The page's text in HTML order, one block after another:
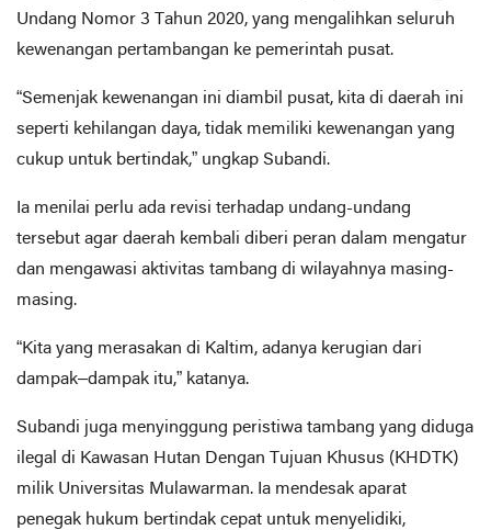
Undang Nomor 3 Tahun 2020, yang mengalihkan seluruh
kewenangan pertambangan ke pemerintah pusat.
“Semenjak kewenangan ini diambil pusat, kita di daerah ini
seperti kehilangan daya, tidak memiliki kewenangan yang
cukup untuk bertindak,” ungkap Subandi.
Ia menilai perlu ada revisi terhadap undang-undang
tersebut agar daerah kembali diberi peran dalam mengatur
dan mengawasi aktivitas tambang di wilayahnya masing-
masing.
“Kita yang merasakan di Kaltim, adanya kerugian dari
dampak–dampak itu,” katanya.
Subandi juga menyinggung peristiwa tambang yang diduga
ilegal di Kawasan Hutan Dengan Tujuan Khusus (KHDTK)
milik Universitas Mulawarman. Ia mendesak aparat
penegak hukum bertindak cepat untuk menyelidiki,